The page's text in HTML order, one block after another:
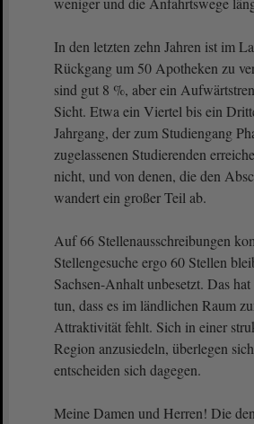
In den letzten zehn Jahren ist im
Rückgang um 50 Apotheken zu
sind gut 8 %, aber ein
Sicht. Etwa ein Viertel bis ein
Jahrgang, der zum Studiengang
zugelassenen Studierenden
nicht, und von denen, die den
wandert ein großer Teil ab.
Auf 66 Stellenausschreibungen
Stellengesuche ergo 60 Stellen
Sachsen-Anhalt unbesetzt. Das
tun, dass es im ländlichen Raum
Attraktivität fehlt. Sich in einer
Region anzusiedeln, überlegen
entscheiden sich dagegen.
Meine Damen und Herren! Die